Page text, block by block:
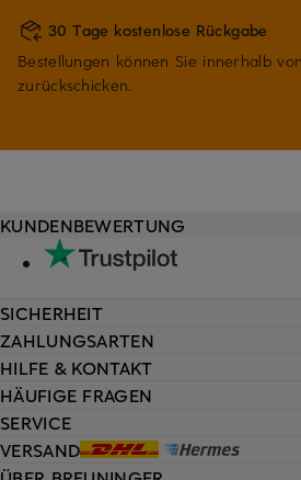
30 Tage kostenlose Rückgabe
Bestellungen können Sie innerhalb
zurückschicken.
HILFE & KONTAKT
HÄUFIGE FRAGEN
SERVICE
VERSAND
KUNDENBEWERTUNG
SICHERHEIT
ZAHLUNGSARTEN